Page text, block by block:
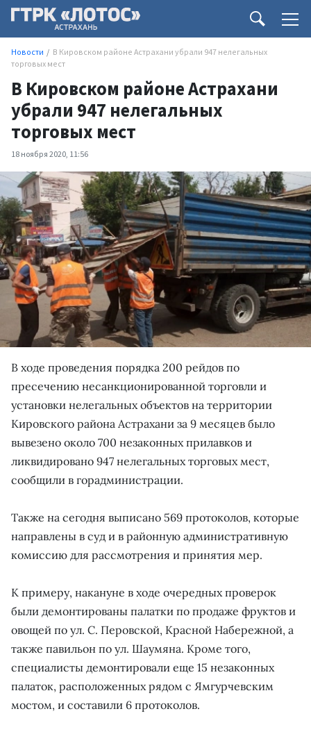
Новости
В Кировском районе Астрахани убрали 947 нелегальных
торговых мест
В Кировском районе Астрахани
убрали 947 нелегальных
торговых мест
18 ноября 2020, 11:56
В ходе проведения порядка 200 рейдов по
пресечению несанкционированной торговли и
установки нелегальных объектов на территории
Кировского района Астрахани за 9 месяцев было
вывезено около 700 незаконных прилавков и
ликвидировано 947 нелегальных торговых мест,
сообщили в горадминистрации.
Также на сегодня выписано 569 протоколов, которые
направлены в суд и в районную административную
комиссию для рассмотрения и принятия мер.
К примеру, накануне в ходе очередных проверок
были демонтированы палатки по продаже фруктов и
овощей по ул. С. Перовской, Красной Набережной, а
также павильон по ул. Шаумяна. Кроме того,
специалисты демонтировали еще 15 незаконных
палаток, расположенных рядом с Ямгурчевским
мостом, и составили 6 протоколов.